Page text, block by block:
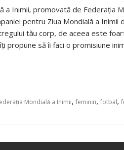
Inimii, promovată de Federația
pentru Ziua Mondială a Inimii
tău corp, de aceea este
propune să îi faci o promisiune
Mondială a Inimii, feminin, fotbal,